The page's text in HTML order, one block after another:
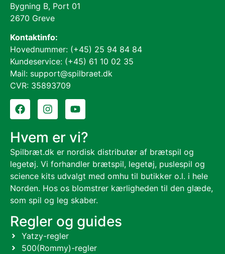
Bygning B, Port 01
2670 Greve
Kontaktinfo:
Hovednummer: (+45) 25 94 84 84
Kundeservice: (+45) 61 10 02 35
Mail: support@spilbraet.dk
CVR: 35893709
Hvem er vi?
Spilbræt.dk er nordisk distributør af brætspil og
legetøj. Vi forhandler brætspil, legetøj, puslespil og
science kits udvalgt med omhu til butikker o.l. i hele
Norden. Hos os blomstrer kærligheden til den glæde,
som spil og leg skaber.
Regler og guides
Yatzy-regler
500(Rommy)-regler